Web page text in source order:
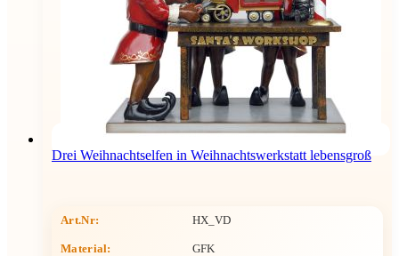
Drei Weihnachtselfen in Weihnachtswerkstatt lebensgroß
Art.Nr: HX_VD
Material: GFK